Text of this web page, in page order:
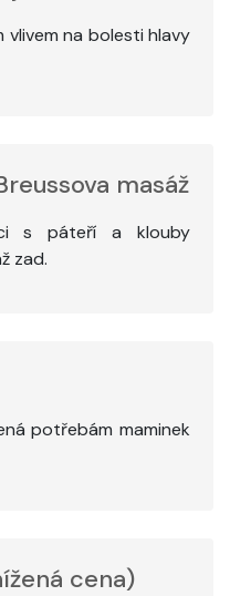
vlivem na bolesti hlavy
masáž
s páteří a klouby
zad.
potřebám maminek
cena)